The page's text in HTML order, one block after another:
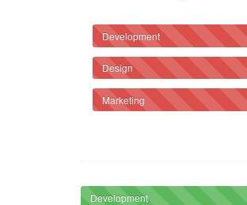
Development
Design
Marketing
Development